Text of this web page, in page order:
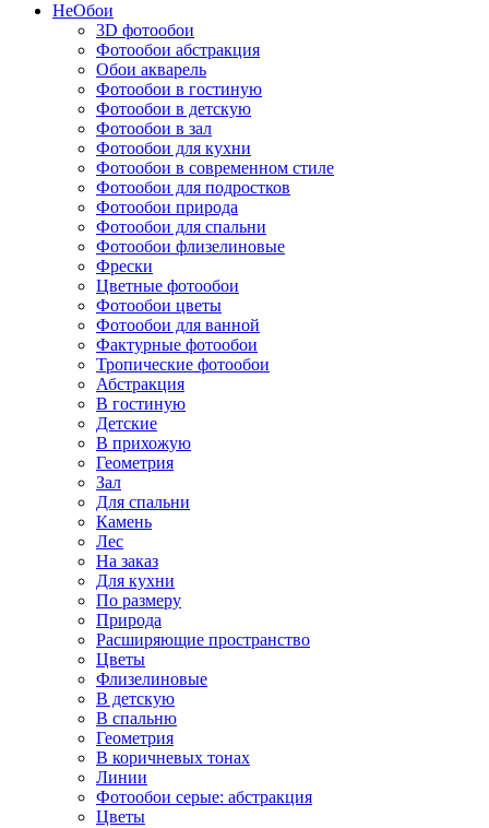
НеОбои
3D фотообои
Фотообои абстракция
Обои акварель
Фотообои в гостиную
Фотообои в детскую
Фотообои в зал
Фотообои для кухни
Фотообои в современном стиле
Фотообои для подростков
Фотообои природа
Фотообои для спальни
Фотообои флизелиновые
Фрески
Цветные фотообои
Фотообои цветы
Фотообои для ванной
Фактурные фотообои
Тропические фотообои
Абстракция
В гостиную
Детские
В прихожую
Геометрия
Зал
Для спальни
Камень
Лес
На заказ
Для кухни
По размеру
Природа
Расширяющие пространство
Цветы
Флизелиновые
В детскую
В спальню
Геометрия
В коричневых тонах
Линии
Фотообои серые: абстракция
Цветы